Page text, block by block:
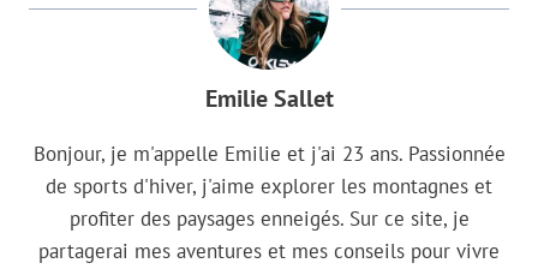
Emilie Sallet
Bonjour, je m'appelle Emilie et j'ai 23 ans. Passionnée
de sports d'hiver, j'aime explorer les montagnes et
profiter des paysages enneigés. Sur ce site, je
partagerai mes aventures et mes conseils pour vivre